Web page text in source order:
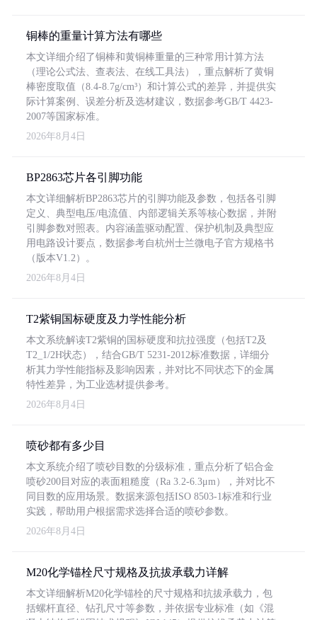
铜棒的重量计算方法有哪些
本文详细介绍了铜棒和黄铜棒重量的三种常用计算方法
（理论公式法、查表法、在线工具法），重点解析了黄铜
棒密度取值（8.4-8.7g/cm³）和计算公式的差异，并提供实
际计算案例、误差分析及选材建议，数据参考GB/T 4423-
2007等国家标准。
2026年8月4日
BP2863芯片各引脚功能
本文详细解析BP2863芯片的引脚功能及参数，包括各引脚
定义、典型电压/电流值、内部逻辑关系等核心数据，并附
引脚参数对照表。内容涵盖驱动配置、保护机制及典型应
用电路设计要点，数据参考自杭州士兰微电子官方规格书
（版本V1.2）。
2026年8月4日
T2紫铜国标硬度及力学性能分析
本文系统解读T2紫铜的国标硬度和抗拉强度（包括T2及
T2_1/2H状态），结合GB/T 5231-2012标准数据，详细分
析其力学性能指标及影响因素，并对比不同状态下的金属
特性差异，为工业选材提供参考。
2026年8月4日
喷砂都有多少目
本文系统介绍了喷砂目数的分级标准，重点分析了铝合金
喷砂200目对应的表面粗糙度（Ra 3.2-6.3μm），并对比不
同目数的应用场景。数据来源包括ISO 8503-1标准和行业
实践，帮助用户根据需求选择合适的喷砂参数。
2026年8月4日
M20化学锚栓尺寸规格及抗拔承载力详解
本文详细解析M20化学锚栓的尺寸规格和抗拔承载力，包
括螺杆直径、钻孔尺寸等参数，并依据专业标准（如《混